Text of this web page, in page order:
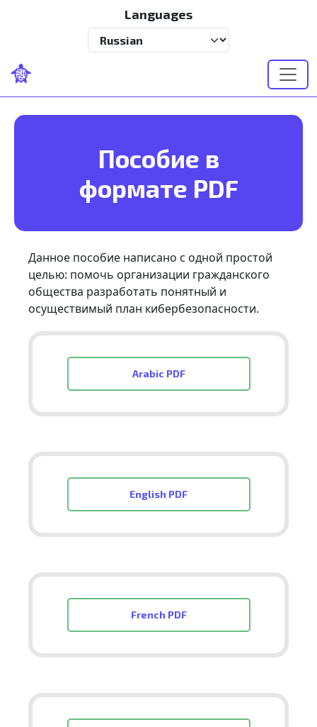
Перейти к основному содержанию
Languages
Select your language
Пособие в
формате PDF
Данное пособие написано с одной простой
целью: помочь организации гражданского
общества разработать понятный и
осуществимый план кибербезопасности.
Arabic PDF
English PDF
French PDF